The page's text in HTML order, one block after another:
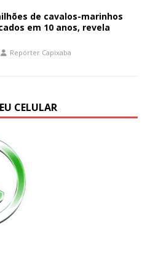
de cavalos-marinhos
em 10 anos, revela
Repórter Capixaba
CELULAR